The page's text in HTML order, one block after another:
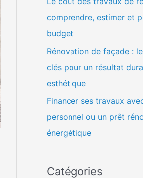
comprendre, estimer et
budget
Rénovation de façade :
clés pour un résultat
esthétique
Financer ses travaux
personnel ou un prêt
énergétique
Catégories